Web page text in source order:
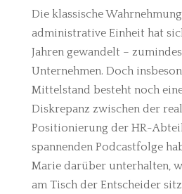
Die klassische
administrative Einheit hat
Jahren gewandelt –
Unternehmen. Doch
Mittelstand besteht noch
Diskrepanz zwischen der
Positionierung der HR-
spannenden Podcastfolge
Marie darüber unterhalten,
am Tisch der Entscheider